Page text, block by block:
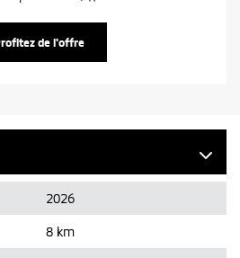
2026
8 km
de l'offre